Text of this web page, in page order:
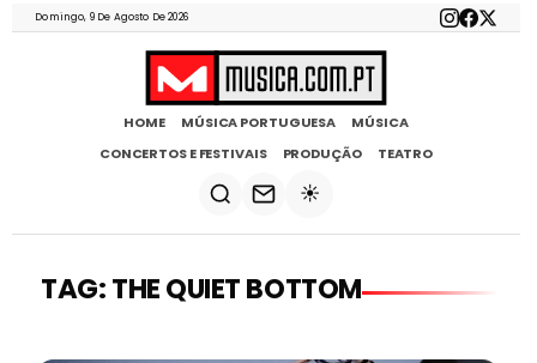
Domingo, 9 De Agosto De 2026
HOME MÚSICA PORTUGUESA
MÚSICA
CONCERTOS E FESTIVAIS
PRODUÇÃO TEATRO
☀️
TAG: THE QUIET BOTTOM